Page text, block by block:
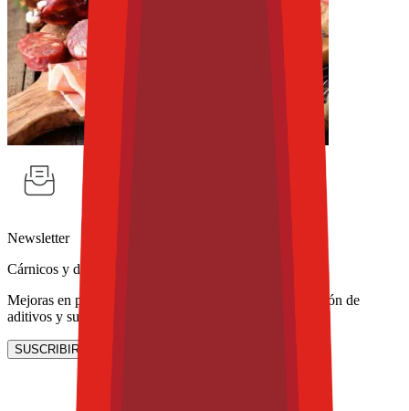
Newsletter
Cárnicos y derivados
Mejoras en procesamiento y envasado de carne, reducción de
aditivos y sustentabilidad.
SUSCRIBIRME AHORA